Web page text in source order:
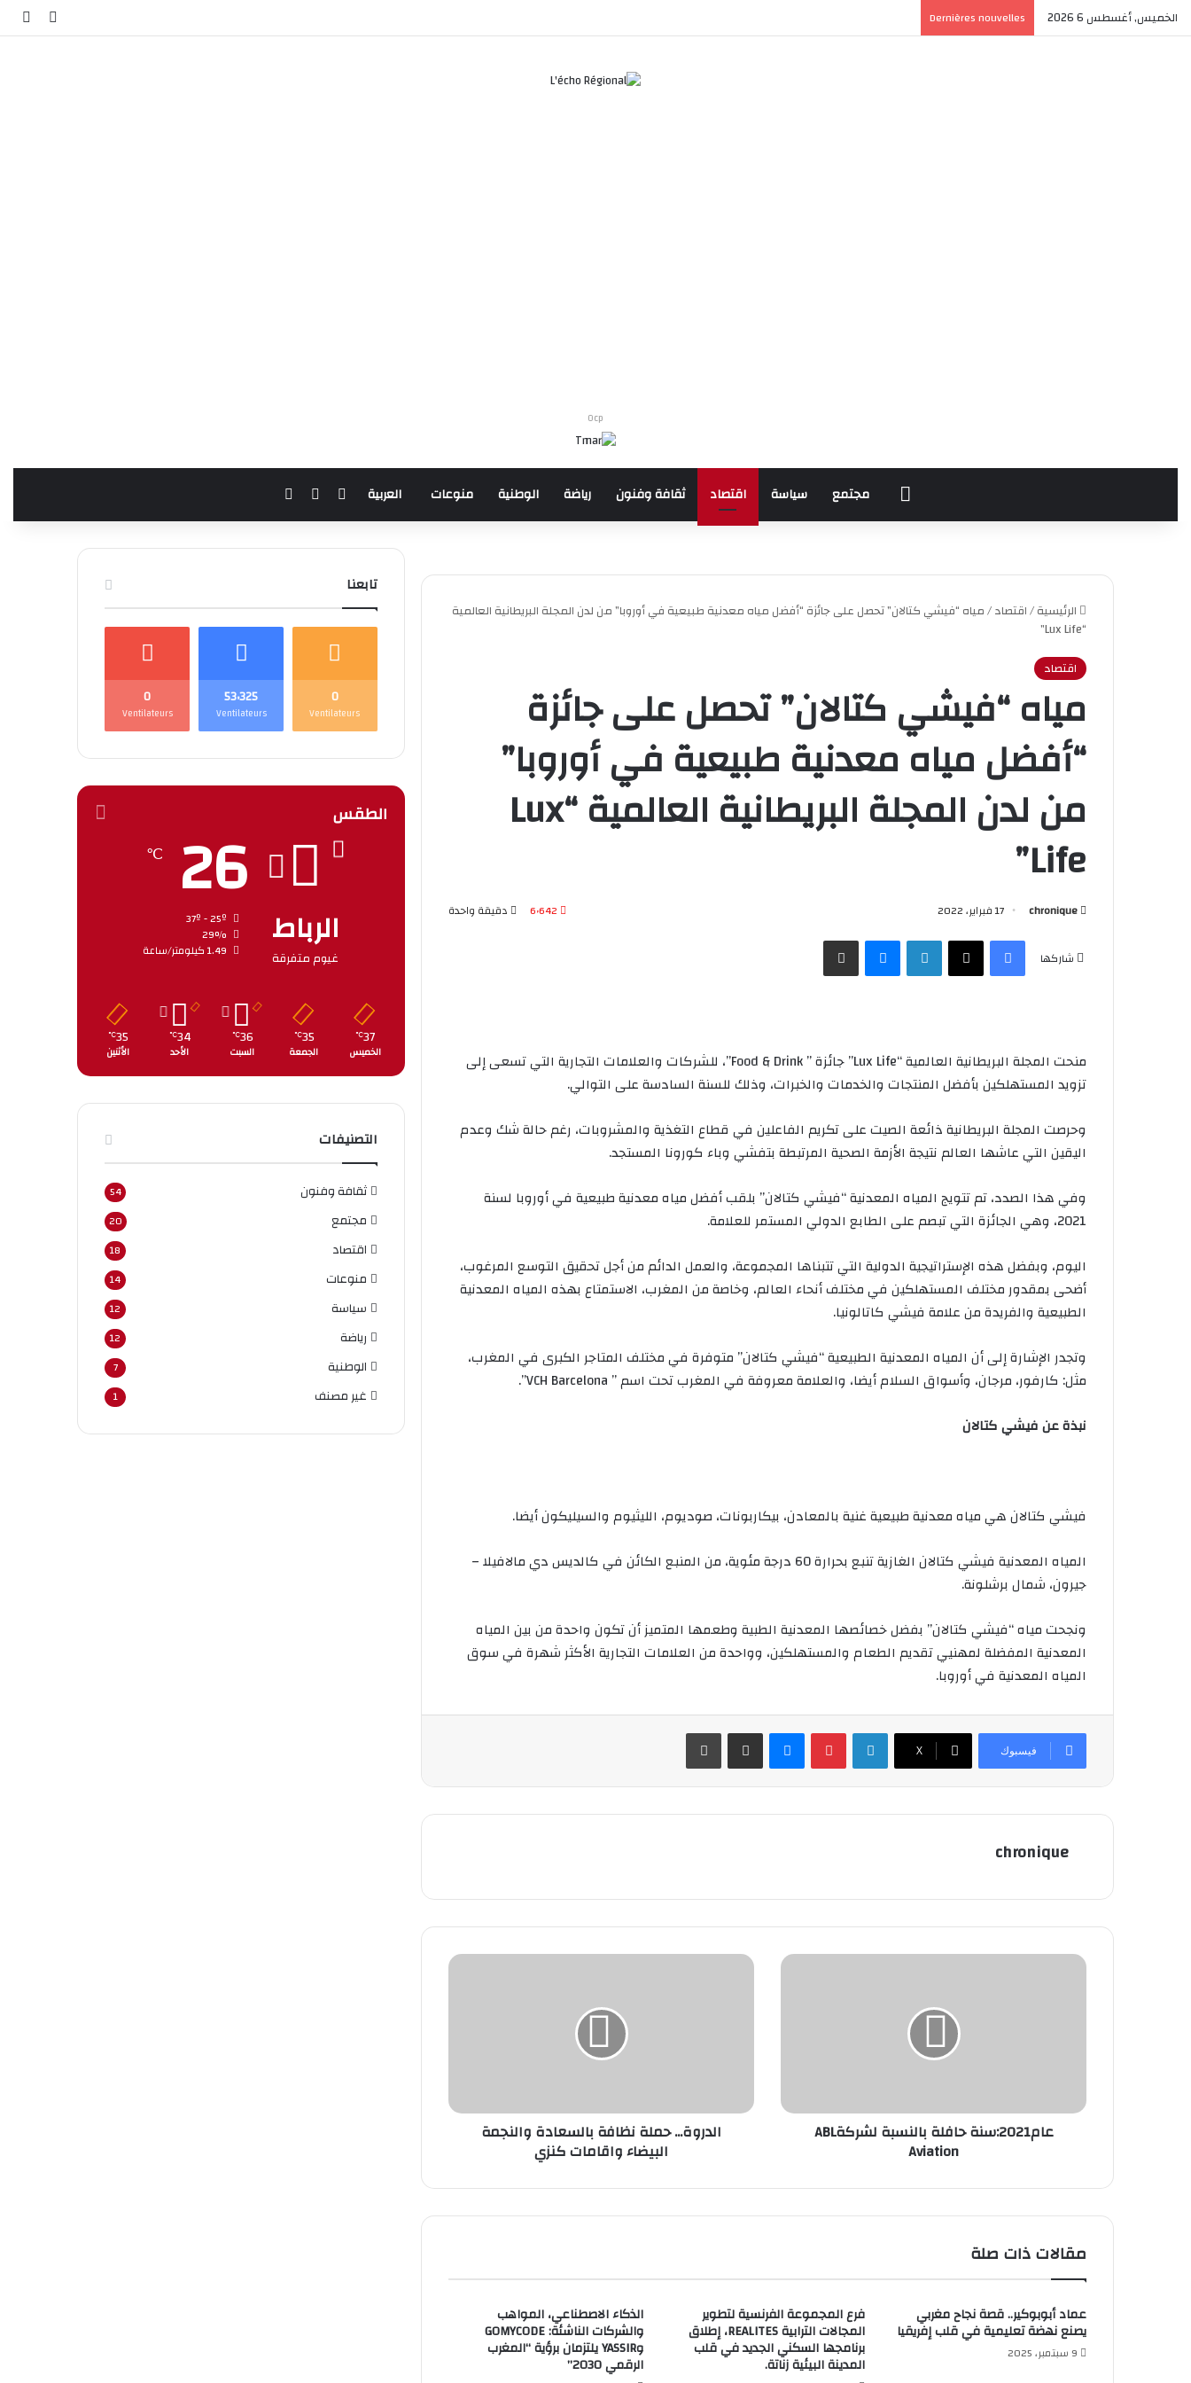
الخميس, أغسطس 6 2026 Dernières nouvelles مقال
Ocp
الرئيسيةمجتمع سياسة اقتصاد ثقافة وفنون رياضة الوطنية منوعات العربية فيسبوك
يوتيوب
الرئيسية/اقتصاد/مياه “فيشي كتالان” تحصل على جائزة “أفضل مياه معدنية طبيعية في أوروبا” من لدن المجلة البريطانية العالمية
“Lux Life”
اقتصاد
مياه “فيشي كتالان” تحصل على جائزة
“أفضل مياه معدنية طبيعية في أوروبا”
من لدن المجلة البريطانية العالمية “Lux
Life”
chronique 17 فبراير، 2022 6٬642 دقيقة واحدة
شاركها
فيسبوك لينكدإن
منحت المجلة البريطانية العالمية “Lux Life” جائزة ” Food & Drink”، للشركات والعلامات التجارية التي تسعى إلى
تزويد المستهلكين بأفضل المنتجات والخدمات والخبرات، وذلك للسنة السادسة على التوالي.
وحرصت المجلة البريطانية ذائعة الصيت على تكريم الفاعلين في قطاع التغذية والمشروبات، رغم حالة شك وعدم
اليقين التي عاشها العالم نتيجة الأزمة الصحية المرتبطة بتفشي وباء كورونا المستجد.
وفي هذا الصدد، تم تتويج المياه المعدنية “فيشي كتالان” بلقب أفضل مياه معدنية طبيعية في أوروبا لسنة
2021، وهي الجائزة التي تبصم على الطابع الدولي المستمر للعلامة.
اليوم، وبفضل هذه الإستراتيجية الدولية التي تتبناها المجموعة، والعمل الدائم من أجل تحقيق التوسع المرغوب،
أضحى بمقدور مختلف المستهلكين في مختلف أنحاء العالم، وخاصة من المغرب، الاستمتاع بهذه المياه المعدنية
الطبيعية والفريدة من علامة فيشي كاتالونيا.
وتجدر الإشارة إلى أن المياه المعدنية الطبيعية “فيشي كتالان” متوفرة في مختلف المتاجر الكبرى في المغرب،
مثل: كارفور، مرجان، وأسواق السلام أيضا، والعلامة معروفة في المغرب تحت اسم ” VCH Barcelona”.
نبذة عن فيشي كتالان
فيشي كتالان هي مياه معدنية طبيعية غنية بالمعادن، بيكاربونات، صوديوم، الليثيوم والسيليكون أيضا.
المياه المعدنية فيشي كتالان الغازية تنبع بحرارة 60 درجة مئوية، من المنبع الكائن في كالديس دي مالافيلا –
جيرون، شمال برشلونة.
ونجحت مياه “فيشي كتالان” بفضل خصائصها المعدنية الطبية وطعمها المتميز أن تكون واحدة من بين المياه
المعدنية المفضلة لمهنيي تقديم الطعام والمستهلكين، وواحدة من العلامات التجارية الأكثر شهرة في سوق
المياه المعدنية في أوروبا.
فيسبوك X
لينكدإن بينتيريست
chronique
عام2021:سنة حافلة بالنسبة لشركةABL
Aviation
الدروة... حملة نظافة بالسعادة والنجمة
البيضاء واقامات كنزي
مقالات ذات صلة
عماد أبوبوكير.. قصة نجاح مغربي
يصنع نهضة تعليمية في قلب إفريقيا
9 سبتمبر، 2025
فرع المجموعة الفرنسية لتطوير
المجالات الترابية REALITES، إطلاق
برنامجها السكني الجديد في قلب
المدينة البيئية زناتة.
الذكاء الاصطناعي، المواهب
والشركات الناشئة: GOMYCODE
وYASSIR يلتزمان برؤية “المغرب
الرقمي 2030”
تابعنا
0
Ventilateurs
53٬325
Ventilateurs
0
Ventilateurs
الطقس
الرباط
غيوم متفرقة
26
℃
29%
1.49 كيلومتر/ساعة
37
℃
الخميس
35
℃
الجمعة
36
℃
السبت
34
℃
الأحد
35
℃
الأثنين
التصنيفات
ثقافة وفنون 54
مجتمع 20
اقتصاد 18
منوعات 14
سياسة 12
رياضة 12
الوطنية 7
غير مصنف 1